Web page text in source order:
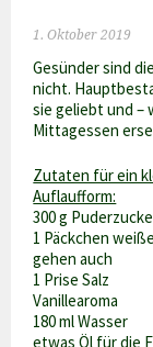
1. Oktober 2019
Gesünder sind
nicht.
sie geliebt und –
Mittagessen
Zutaten für ein
Auflaufform:
300 g
1 Päckchen
gehen auch
1 Prise Salz
Vanillearoma
180 ml Wasser
etwas Öl für die